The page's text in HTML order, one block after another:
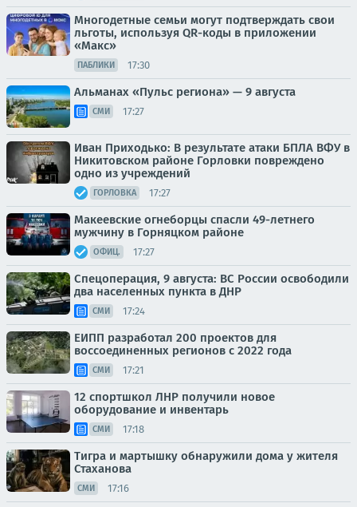
Многодетные семьи могут подтверждать свои
льготы, используя QR-коды в приложении
«Макс»
ПАБЛИКИ 17:30
Альманах «Пульс региона» — 9 августа
СМИ 17:27
Иван Приходько: В результате атаки БПЛА ВФУ в
Никитовском районе Горловки повреждено
одно из учреждений
ГОРЛОВКА 17:27
Макеевские огнеборцы спасли 49-летнего
мужчину в Горняцком районе
ОФИЦ. 17:27
Спецоперация, 9 августа: ВС России освободили
два населенных пункта в ДНР
СМИ 17:24
ЕИПП разработал 200 проектов для
воссоединенных регионов с 2022 года
СМИ 17:21
12 спортшкол ЛНР получили новое
оборудование и инвентарь
СМИ 17:18
Тигра и мартышку обнаружили дома у жителя
Стаханова
СМИ 17:16